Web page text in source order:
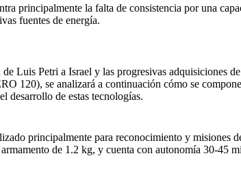
principalmente la falta de consistencia por una
fuentes de energía.
Luis Petri a Israel y las progresivas adquisiciones
120), se analizará a continuación cómo se
desarrollo de estas tecnologías.
principalmente para reconocimiento y misiones
de 1.2 kg, y cuenta con autonomía 30-45